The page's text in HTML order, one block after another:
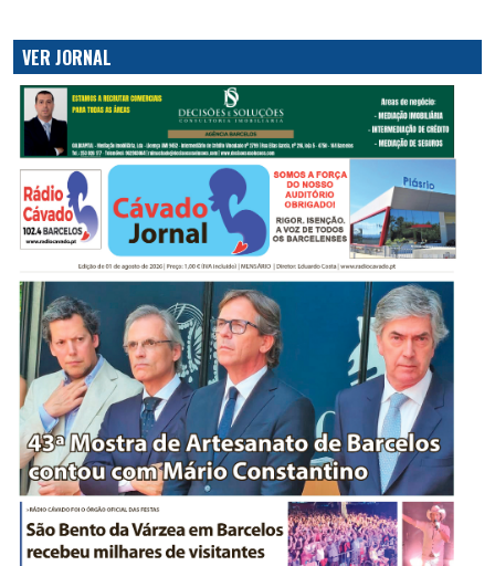
VER JORNAL